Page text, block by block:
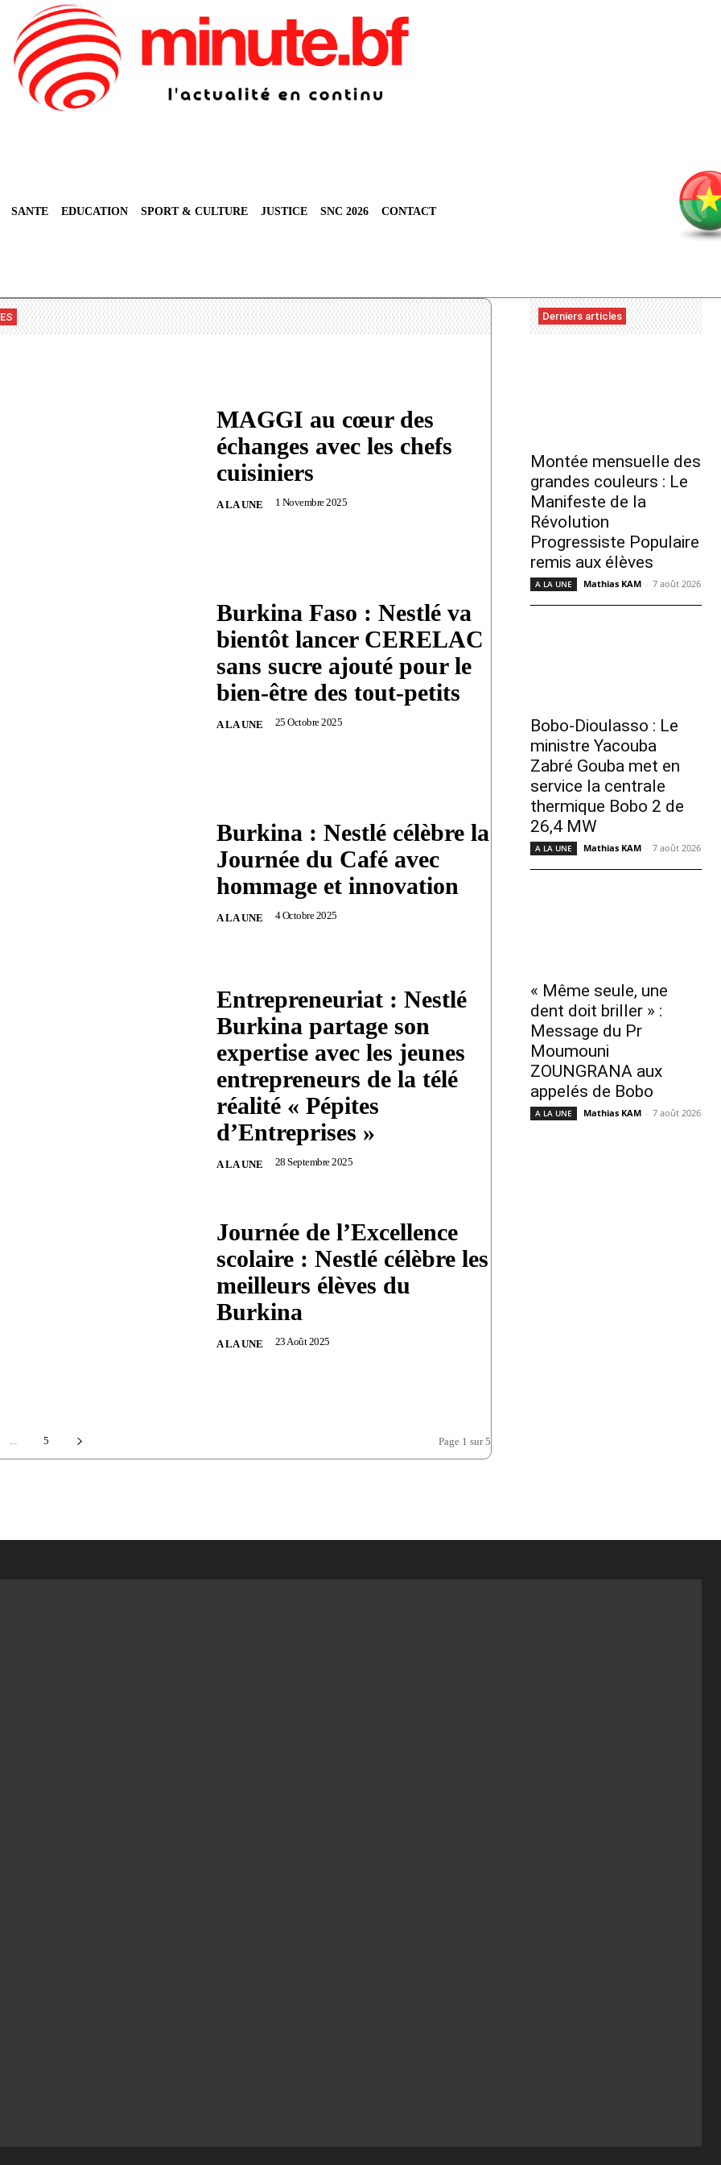
SANTE EDUCATION SPORT & CULTURE JUSTICE SNC 2026 CONTACT
MAGGI au cœur des
échanges avec les chefs
cuisiniers
A LA UNE 1 Novembre 2025
Burkina Faso : Nestlé va
bientôt lancer CERELAC
sans sucre ajouté pour le
bien-être des tout-petits
A LA UNE 25 Octobre 2025
Burkina : Nestlé célèbre la
Journée du Café avec
hommage et innovation
A LA UNE 4 Octobre 2025
Entrepreneuriat : Nestlé
Burkina partage son
expertise avec les jeunes
entrepreneurs de la télé
réalité « Pépites
d’Entreprises »
A LA UNE 28 Septembre 2025
Journée de l’Excellence
scolaire : Nestlé célèbre les
meilleurs élèves du
Burkina
A LA UNE 23 Août 2025
... 5 Page 1 sur 5
Derniers articles
Montée mensuelle des
grandes couleurs : Le
Manifeste de la
Révolution
Progressiste Populaire
remis aux élèves
A LA UNE Mathias KAM - 7 août 2026
Bobo-Dioulasso : Le
ministre Yacouba
Zabré Gouba met en
service la centrale
thermique Bobo 2 de
26,4 MW
A LA UNE Mathias KAM - 7 août 2026
« Même seule, une
dent doit briller » :
Message du Pr
Moumouni
ZOUNGRANA aux
appelés de Bobo
A LA UNE Mathias KAM - 7 août 2026